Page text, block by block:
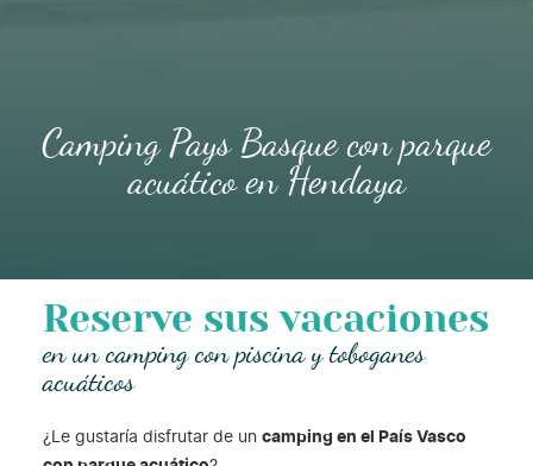
Camping Pays Basque con parque
acuático en Hendaya
Reserve sus vacaciones
en un camping con piscina y toboganes
acuáticos
¿Le gustaría disfrutar de un camping en el País Vasco